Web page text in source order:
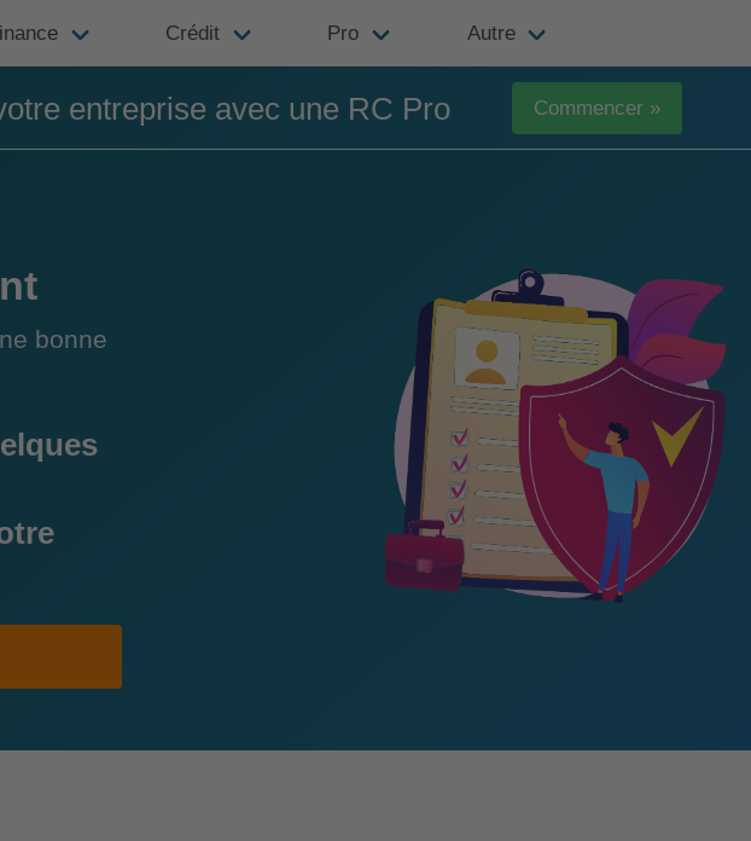
Crédit Pro Autre
entreprise avec une RC Pro Commencer »
bonne